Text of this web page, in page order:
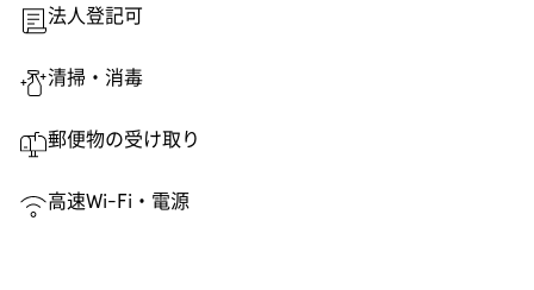
法人登記可
清掃・消毒
郵便物の受け取り
高速Wi-Fi・電源